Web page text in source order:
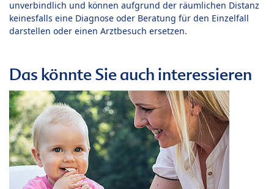
unverbindlich und können aufgrund der räumlichen Distanz
keinesfalls eine Diagnose oder Beratung für den Einzelfall
darstellen oder einen Arztbesuch ersetzen.
Das könnte Sie auch interessieren